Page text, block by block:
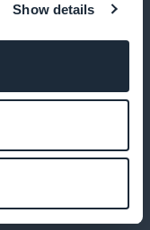
Show details
connexion
des